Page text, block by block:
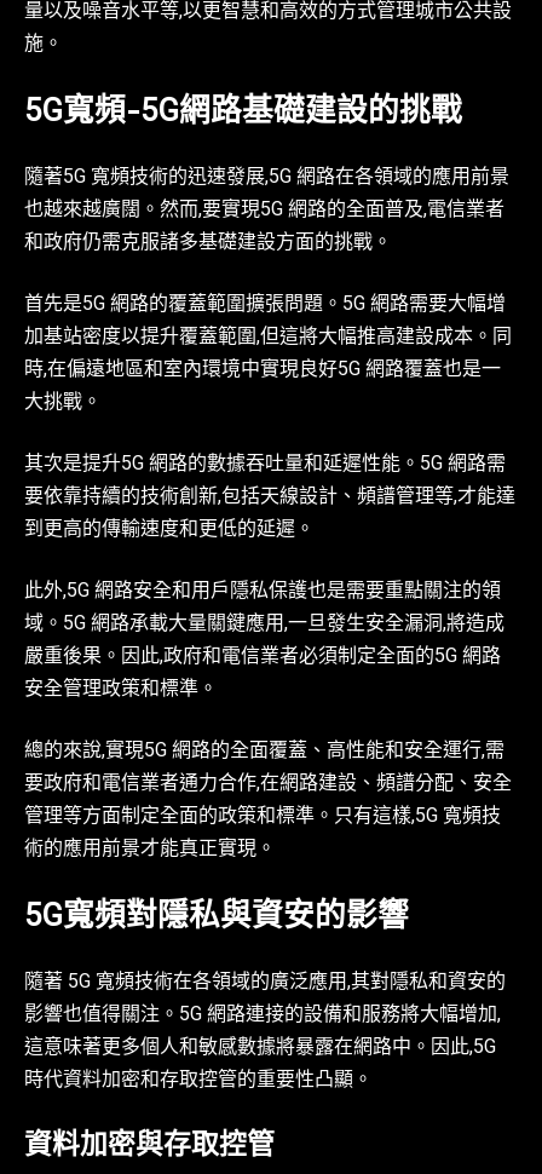
量以及噪音水平等,以更智慧和高效的方式管理城市公共設
施。
5G寬頻-5G網路基礎建設的挑戰
隨著5G 寬頻技術的迅速發展,5G 網路在各領域的應用前景
也越來越廣闊。然而,要實現5G 網路的全面普及,電信業者
和政府仍需克服諸多基礎建設方面的挑戰。
首先是5G 網路的覆蓋範圍擴張問題。5G 網路需要大幅增
加基站密度以提升覆蓋範圍,但這將大幅推高建設成本。同
時,在偏遠地區和室內環境中實現良好5G 網路覆蓋也是一
大挑戰。
其次是提升5G 網路的數據吞吐量和延遲性能。5G 網路需
要依靠持續的技術創新,包括天線設計、頻譜管理等,才能達
到更高的傳輸速度和更低的延遲。
此外,5G 網路安全和用戶隱私保護也是需要重點關注的領
域。5G 網路承載大量關鍵應用,一旦發生安全漏洞,將造成
嚴重後果。因此,政府和電信業者必須制定全面的5G 網路
安全管理政策和標準。
總的來說,實現5G 網路的全面覆蓋、高性能和安全運行,需
要政府和電信業者通力合作,在網路建設、頻譜分配、安全
管理等方面制定全面的政策和標準。只有這樣,5G 寬頻技
術的應用前景才能真正實現。
5G寬頻對隱私與資安的影響
隨著 5G 寬頻技術在各領域的廣泛應用,其對隱私和資安的
影響也值得關注。5G 網路連接的設備和服務將大幅增加,
這意味著更多個人和敏感數據將暴露在網路中。因此,5G
時代資料加密和存取控管的重要性凸顯。
資料加密與存取控管